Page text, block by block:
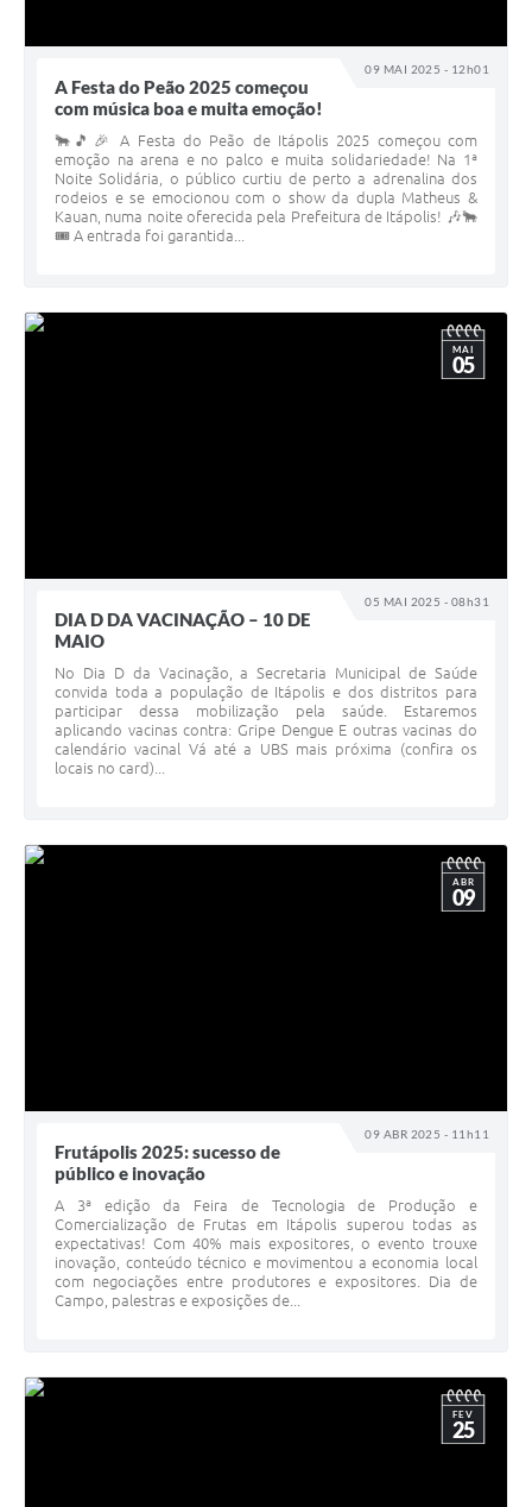
09 MAI 2025 - 12h01
A Festa do Peão 2025 começou
com música boa e muita emoção!
🐂🎵🎉 A Festa do Peão de Itápolis 2025 começou com
emoção na arena e no palco e muita solidariedade! Na 1ª
Noite Solidária, o público curtiu de perto a adrenalina dos
rodeios e se emocionou com o show da dupla Matheus &
Kauan, numa noite oferecida pela Prefeitura de Itápolis! 🎶🐂
🎟 A entrada foi garantida...
05 MAI 2025 - 08h31
MAI
05
DIA D DA VACINAÇÃO – 10 DE
MAIO
No Dia D da Vacinação, a Secretaria Municipal de Saúde
convida toda a população de Itápolis e dos distritos para
participar dessa mobilização pela saúde. Estaremos
aplicando vacinas contra: Gripe Dengue E outras vacinas do
calendário vacinal Vá até a UBS mais próxima (confira os
locais no card)...
09 ABR 2025 - 11h11
ABR
09
Frutápolis 2025: sucesso de
público e inovação
A 3ª edição da Feira de Tecnologia de Produção e
Comercialização de Frutas em Itápolis superou todas as
expectativas! Com 40% mais expositores, o evento trouxe
inovação, conteúdo técnico e movimentou a economia local
com negociações entre produtores e expositores. Dia de
Campo, palestras e exposições de...
FEV
25